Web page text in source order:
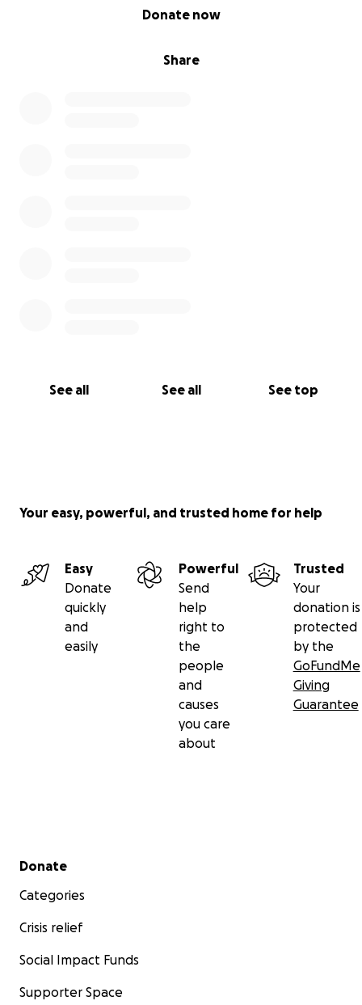
Share
Donate now
See all See all See top
Your easy, powerful, and trusted home for help
Easy
Donate
quickly
and
easily
Powerful
Send
help
right to
the
people
and
causes
you care
about
Trusted
Your
donation is
protected
by the
GoFundMe
Giving
Guarantee
Secondary menu
Donate
Categories
Crisis relief
Social Impact Funds
Supporter Space